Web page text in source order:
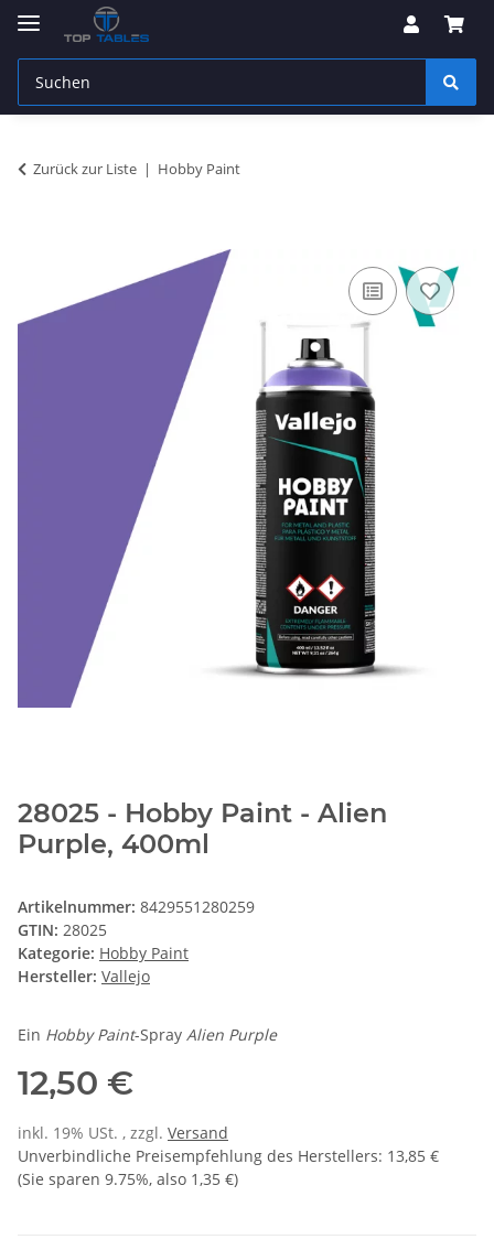
Zurück zur Liste Hobby Paint
28025 - Hobby Paint - Alien
Purple, 400ml
Artikelnummer: 8429551280259
GTIN: 28025
Kategorie: Hobby Paint
Hersteller: Vallejo
Ein Hobby Paint-Spray Alien Purple
12,50 €
inkl. 19% USt. , zzgl. Versand
Unverbindliche Preisempfehlung des Herstellers: 13,85 €
(Sie sparen 9.75%, also 1,35 €)